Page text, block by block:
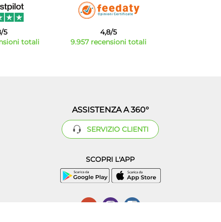
5
totali
4,8/5
9.957 recensioni totali
ASSISTENZA A 360°
SERVIZIO CLIENTI
SCOPRI L'APP